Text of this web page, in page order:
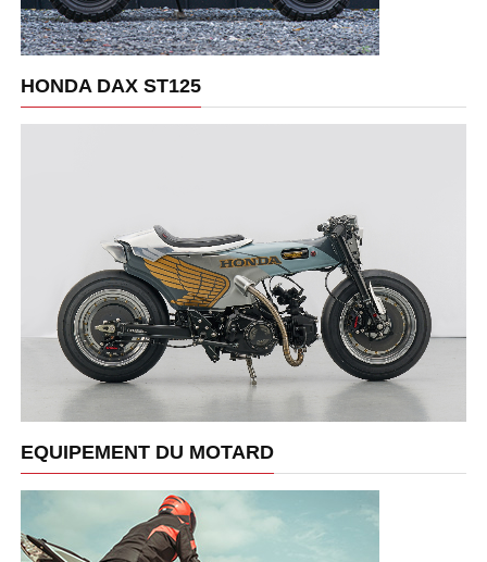
HONDA DAX ST125
EQUIPEMENT DU MOTARD